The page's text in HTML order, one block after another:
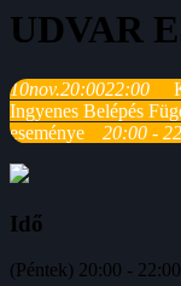
UDVAR
10nov.20:0022:00
Ingyenes Belépés
eseménye
20:00 -
Idő
(Péntek) 20:00 - 22:00